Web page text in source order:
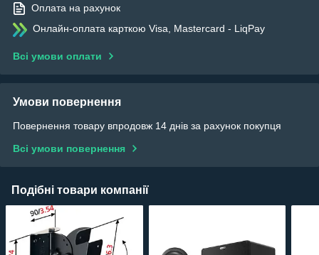
Оплата на рахунок
Онлайн-оплата карткою Visa, Mastercard - LiqPay
Всі умови оплати
Умови повернення
Повернення товару впродовж 14 днів за рахунок покупця
Всі умови повернення
Подібні товари компанії